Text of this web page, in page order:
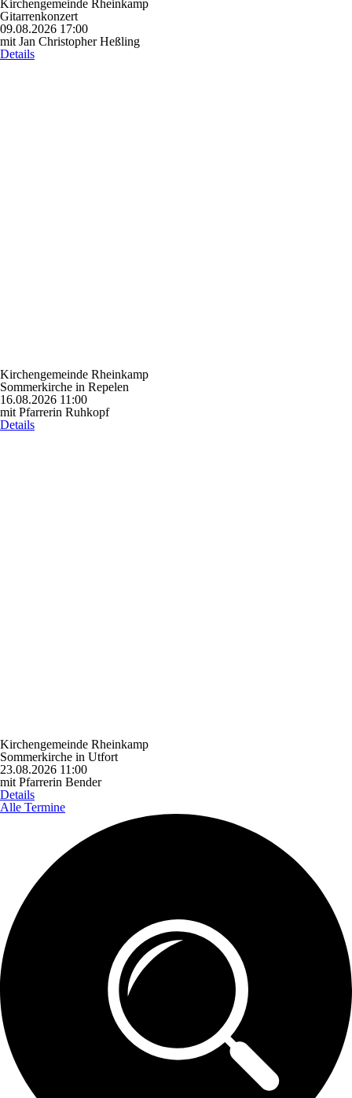
Kirchengemeinde Rheinkamp
Gitarrenkonzert
09.08.2026 17:00
mit Jan Christopher Heßling
Details
Kirchengemeinde Rheinkamp
Sommerkirche in Repelen
16.08.2026 11:00
mit Pfarrerin Ruhkopf
Details
Kirchengemeinde Rheinkamp
Sommerkirche in Utfort
23.08.2026 11:00
mit Pfarrerin Bender
Details
Alle Termine